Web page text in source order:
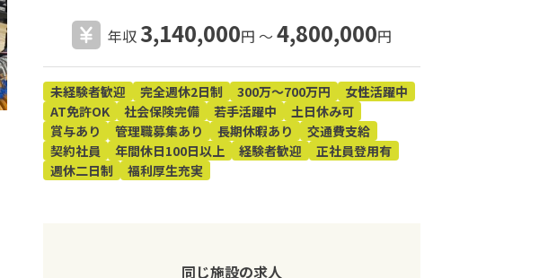
年収 3,140,000円 〜 4,800,000円
未経験者歓迎 完全週休2日制 300万～700万円
女性活躍中
AT免許OK
社会保険完備 若手活躍中
土日休み可
賞与あり
管理職募集あり 長期休暇あり
交通費支給
契約社員
年間休日100日以上 経験者歓迎
正社員登用有
週休二日制
福利厚生充実
同じ施設の求人